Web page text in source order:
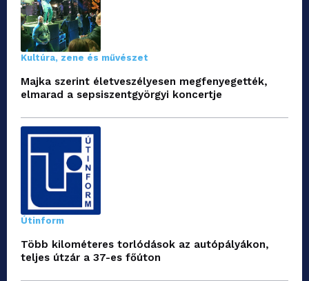
Kultúra, zene és művészet
Majka szerint életveszélyesen megfenyegették,
elmarad a sepsiszentgyörgyi koncertje
Útinform
Több kilométeres torlódások az autópályákon,
teljes útzár a 37-es főúton